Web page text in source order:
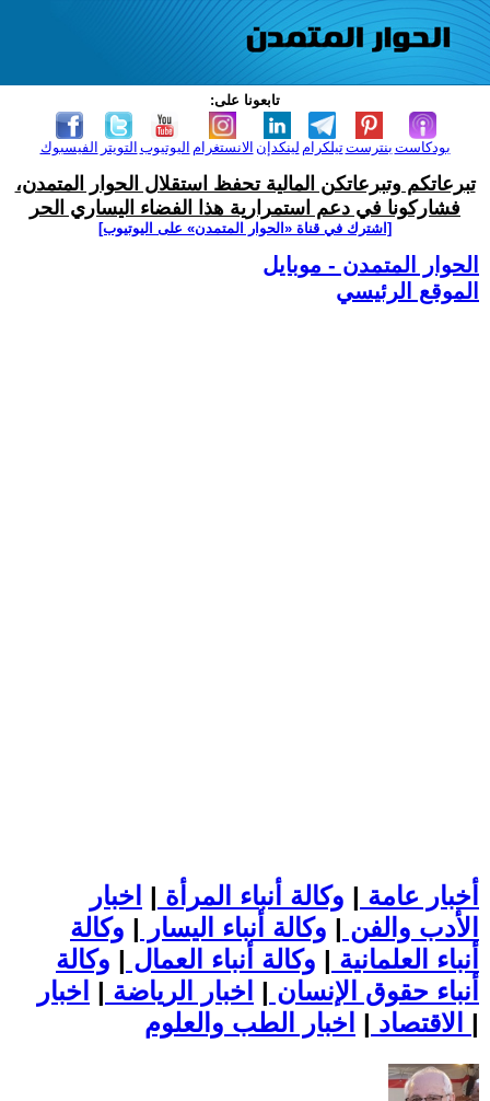
تابعونا على:
الفيسبوك التويتر اليوتيوب الانستغرام لينكدإن تيلكرامبنترست بودكاست
تبرعاتكم وتبرعاتكن المالية تحفظ استقلال الحوار المتمدن،
فشاركونا في دعم استمرارية هذا الفضاء اليساري الحر
[اشترك في قناة ‫«الحوار المتمدن» على اليوتيوب]
الحوار المتمدن - موبايل
الموقع الرئيسي
أخبار عامة | وكالة أنباء المرأة | اخبار
الأدب والفن | وكالة أنباء اليسار | وكالة
أنباء العلمانية | وكالة أنباء العمال | وكالة
أنباء حقوق الإنسان | اخبار الرياضة | اخبار
الاقتصاد | |